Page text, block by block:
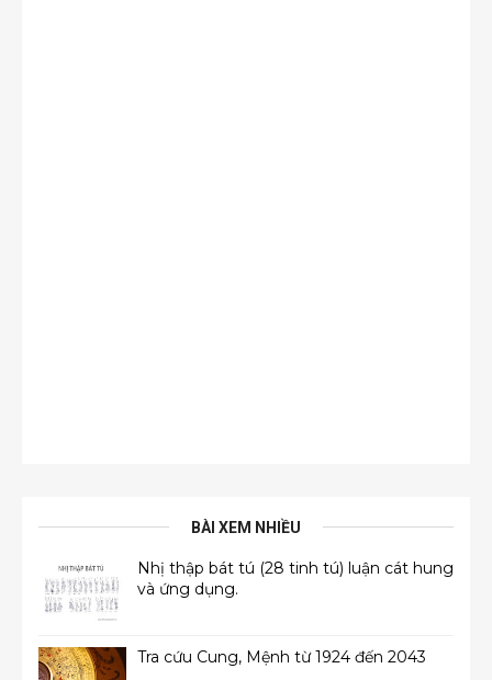
BÀI XEM NHIỀU
Nhị thập bát tú (28 tinh tú) luận cát hung
và ứng dụng.
Tra cứu Cung, Mệnh từ 1924 đến 2043